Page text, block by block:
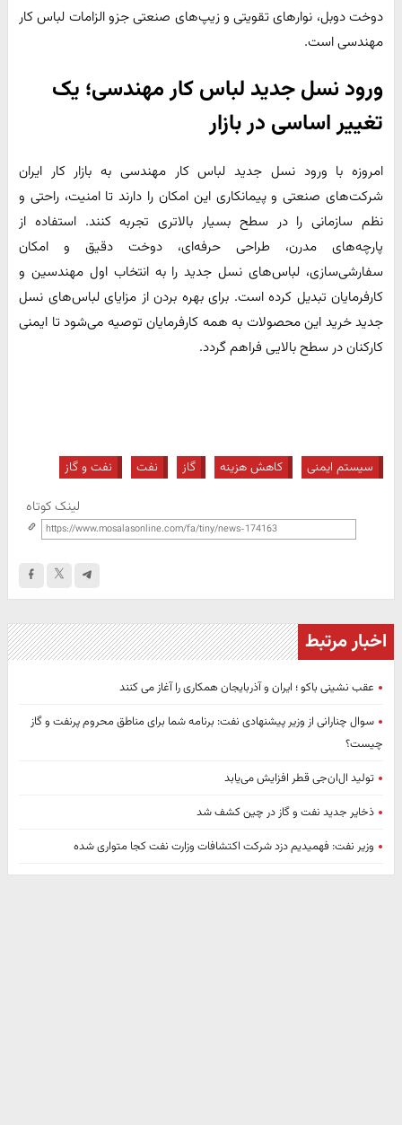
دوخت دوبل، نوارهای تقویتی و زیپ‌های صنعتی جزو الزامات لباس کار
مهندسی است.
ورود نسل جدید لباس کار مهندسی؛ یک
تغییر اساسی در بازار
امروزه با ورود نسل جدید لباس کار مهندسی به بازار کار ایران
شرکت‌های صنعتی و پیمانکاری این امکان را دارند تا امنیت، راحتی و
نظم سازمانی را در سطح بسیار بالاتری تجربه کنند. استفاده از
پارچه‌های مدرن، طراحی حرفه‌ای، دوخت دقیق و امکان
سفارشی‌سازی، لباس‌های نسل جدید را به انتخاب اول مهندسین و
کارفرمایان تبدیل کرده است. برای بهره بردن از مزایای لباس‌های نسل
جدید خرید این محصولات به همه کارفرمایان توصیه می‌شود تا ایمنی
کارکنان در سطح بالایی فراهم گردد.
سیستم ایمنی کاهش هزینه گاز نفت نفت و گاز
لینک کوتاه
اخبار مرتبط
عقب نشینی باکو ؛ ایران و آذربایجان همکاری را آغاز می کنند
سوال چنارانی از وزیر پیشنهادی نفت: برنامه شما برای مناطق محروم پرنفت و گاز
چیست؟
تولید ال‌ان‌جی قطر افزایش می‌یابد
ذخایر جدید نفت و گاز در چین کشف شد
وزیر نفت: فهمیدیم دزد شرکت اکتشافات وزارت نفت کجا متواری شده